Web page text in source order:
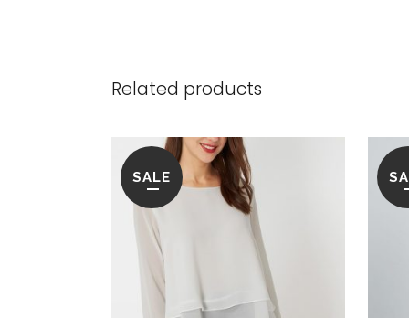
Related products
SALE